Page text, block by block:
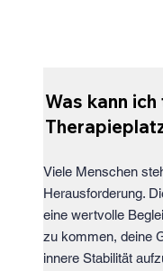
Was kann ich
Viele Menschen
Herausforderung.
eine wertvolle
zu kommen, deine
innere Stabilität